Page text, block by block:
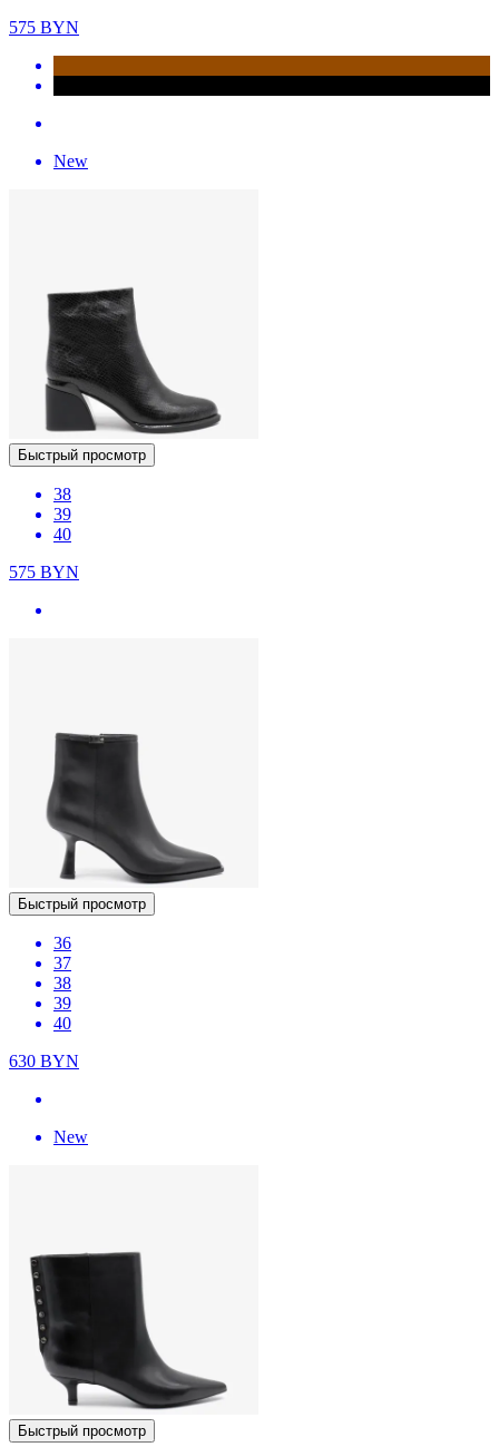
575 BYN
New
Быстрый просмотр
38
39
40
575 BYN
Быстрый просмотр
36
37
38
39
40
630 BYN
New
Быстрый просмотр